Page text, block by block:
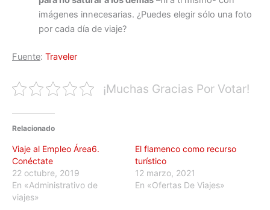
imágenes innecesarias. ¿Puedes elegir sólo una foto
por cada día de viaje?
Fuente: Traveler
¡Muchas Gracias Por Votar!
Relacionado
Viaje al Empleo Área6.
Conéctate
22 octubre, 2019
En «Administrativo de
viajes»
El flamenco como recurso
turístico
12 marzo, 2021
En «Ofertas De Viajes»